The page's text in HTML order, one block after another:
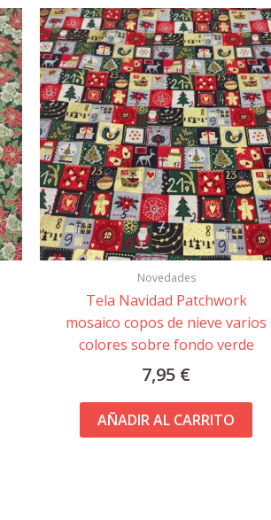
Novedades
Tela Navidad Patchwork
mosaico copos de nieve varios
colores sobre fondo verde
7,95 €
AÑADIR AL CARRITO